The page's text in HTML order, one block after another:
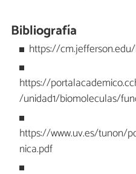
Bibliografía
https://
https://
/unidad1/biomoleculas/
https://www.uv.es/tunon/
nica.pdf